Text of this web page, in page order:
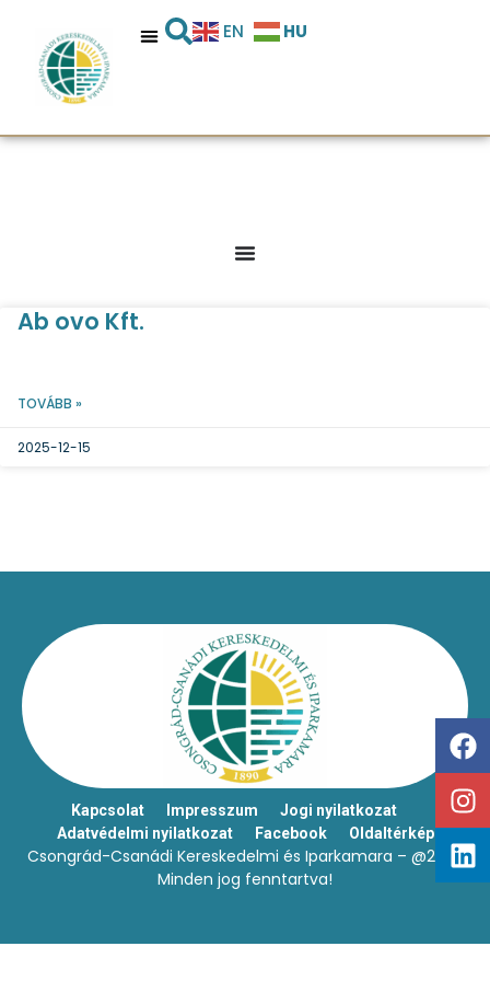
EN HU
Ab ovo Kft.
TOVÁBB »
2025-12-15
Kapcsolat Impresszum
Jogi nyilatkozat
Adatvédelmi nyilatkozat
Facebook Oldaltérkép
Csongrád-Csanádi Kereskedelmi és Iparkamara – @2026
Minden jog fenntartva!